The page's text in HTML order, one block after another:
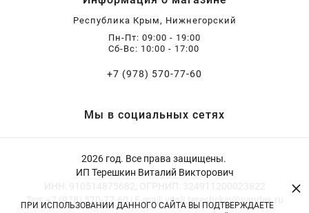
Республика Крым, Нижнегорский
Пн-Пт: 09:00 - 19:00
Сб-Вс: 10:00 - 17:00
+7 (978) 570-77-60
Мы в социальных сетях
2026 год. Все права защищены.
ИП Терешкин Виталий Викторович
Тел: +7 (978) 570-77-60 | E-mail: vitali.tereshckin@yandex.ru
ПРИ ИСПОЛЬЗОВАНИИ ДАННОГО САЙТА ВЫ ПОДТВЕРЖДАЕТЕ
×